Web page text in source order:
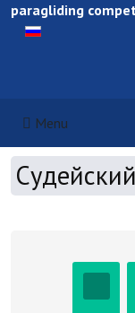
paragliding
Select your language
Menu